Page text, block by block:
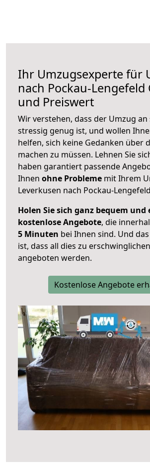
Ihr Umzugsexperte für
nach Pockau-Lengefeld
und Preiswert
Wir verstehen, dass der Umzug an
stressig genug ist, und wollen
helfen, sich keine Gedanken über
machen zu müssen. Lehnen Sie
haben garantiert passende
Ihnen ohne Probleme mit Ihrem
Leverkusen nach Pockau-
Holen Sie sich ganz bequem und
kostenlose Angebote, die
5 Minuten bei Ihnen sind. Und
ist, dass all dies zu
angeboten werden.
Kostenlose Angebote